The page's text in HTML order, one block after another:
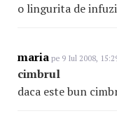
o lingurita de
maria pe 9 Iul 2008,
cimbrul
daca este bun